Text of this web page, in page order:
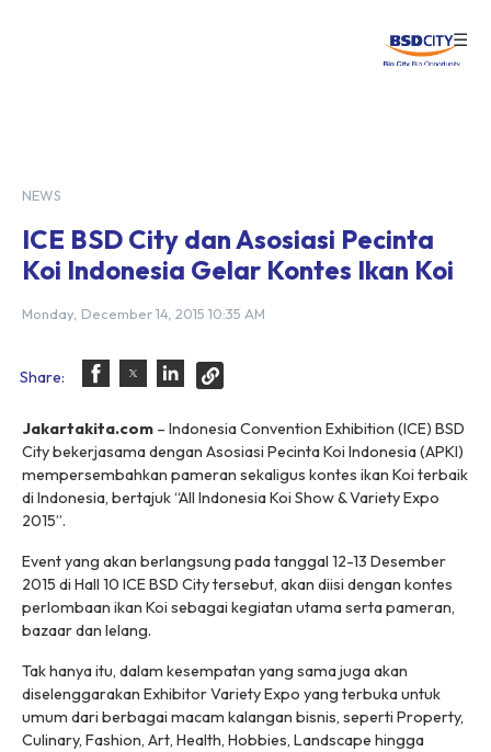
☰
NEWS
ICE BSD City dan Asosiasi Pecinta
Koi Indonesia Gelar Kontes Ikan Koi
Monday, December 14, 2015 10:35 AM
Share:
Jakartakita.com – Indonesia Convention Exhibition (ICE) BSD
City bekerjasama dengan Asosiasi Pecinta Koi Indonesia (APKI)
mempersembahkan pameran sekaligus kontes ikan Koi terbaik
di Indonesia, bertajuk “All Indonesia Koi Show & Variety Expo
2015”.
Event yang akan berlangsung pada tanggal 12-13 Desember
2015 di Hall 10 ICE BSD City tersebut, akan diisi dengan kontes
perlombaan ikan Koi sebagai kegiatan utama serta pameran,
bazaar dan lelang.
Tak hanya itu, dalam kesempatan yang sama juga akan
diselenggarakan Exhibitor Variety Expo yang terbuka untuk
umum dari berbagai macam kalangan bisnis, seperti Property,
Culinary, Fashion, Art, Health, Hobbies, Landscape hingga